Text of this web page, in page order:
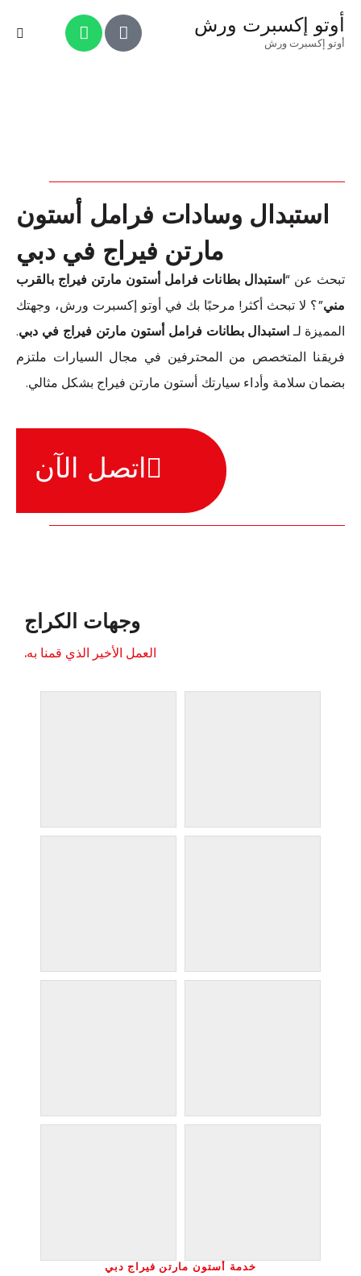
أوتو إكسبرت ورش
أوتو إكسبرت ورش
استبدال وسادات فرامل أستون
مارتن فيراج في دبي
تبحث عن “استبدال بطانات فرامل أستون مارتن فيراج بالقرب
مني”؟ لا تبحث أكثر! مرحبًا بك في أوتو إكسبرت ورش، وجهتك
المميزة لـاستبدال بطانات فرامل أستون مارتن فيراج في دبي.
فريقنا المتخصص من المحترفين في مجال السيارات ملتزم
بضمان سلامة وأداء سيارتك أستون مارتن فيراج بشكل مثالي.
اتصل الآن
وجهات الكراج
العمل الأخير الذي قمنا به.
خدمة أستون مارتن فيراج دبي